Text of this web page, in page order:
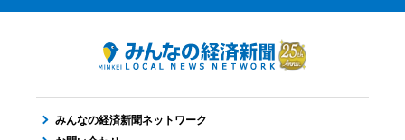
みんなの経済新聞ネットワーク